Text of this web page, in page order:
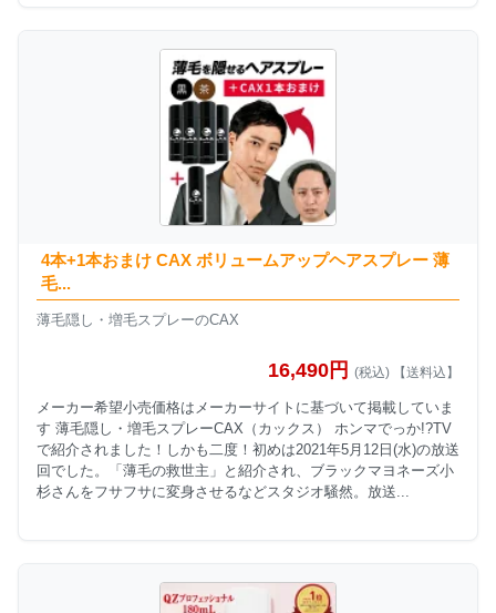
4本+1本おまけ CAX ボリュームアップヘアスプレー 薄
毛...
薄毛隠し・増毛スプレーのCAX
16,490円 (税込) 【送料込】
メーカー希望小売価格はメーカーサイトに基づいて掲載していま
す 薄毛隠し・増毛スプレーCAX（カックス） ホンマでっか!?TV
で紹介されました！しかも二度！初めは2021年5月12日(水)の放送
回でした。「薄毛の救世主」と紹介され、ブラックマヨネーズ小
杉さんをフサフサに変身させるなどスタジオ騒然。放送...